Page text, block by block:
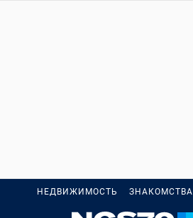
НЕДВИЖИМОСТЬ ЗНАКОМСТВА